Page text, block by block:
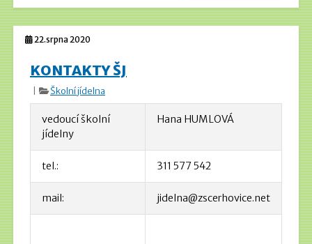
22.srpna 2020
KONTAKTY ŠJ
Školní jídelna
vedoucí školní
jídelny
Hana HUMLOVÁ
tel.: 311 577 542
mail: jidelna@zscerhovice.net